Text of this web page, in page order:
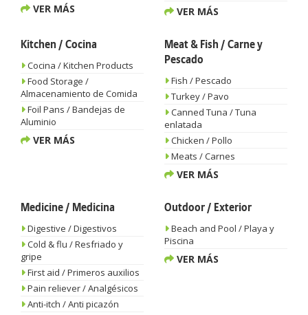
VER MÁS VER MÁS
Kitchen / Cocina
Cocina / Kitchen Products
Food Storage /
Almacenamiento de Comida
Foil Pans / Bandejas de
Aluminio
VER MÁS
Meat & Fish / Carne y
Pescado
Fish / Pescado
Turkey / Pavo
Canned Tuna / Tuna
enlatada
Chicken / Pollo
Meats / Carnes
VER MÁS
Medicine / Medicina
Digestive / Digestivos
Cold & flu / Resfriado y
gripe
First aid / Primeros auxilios
Pain reliever / Analgésicos
Anti-itch / Anti picazón
Outdoor / Exterior
Beach and Pool / Playa y
Piscina
VER MÁS